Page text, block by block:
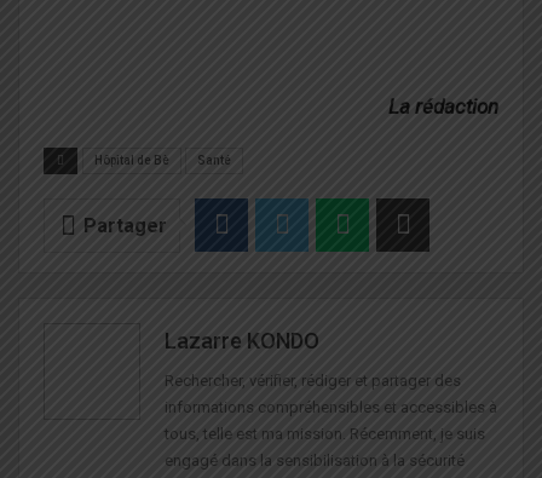
La rédaction
Hôpital de Bè Santé
Partager
Lazarre KONDO
Rechercher, vérifier, rédiger et partager des
informations compréhensibles et accessibles à
tous, telle est ma mission. Récemment, je suis
engagé dans la sensibilisation à la sécurité